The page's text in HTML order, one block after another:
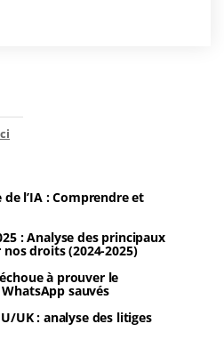
l’IA : Comprendre et
: Analyse des principaux
droits (2024-2025)
à prouver le
sauvés
UK : analyse des litiges